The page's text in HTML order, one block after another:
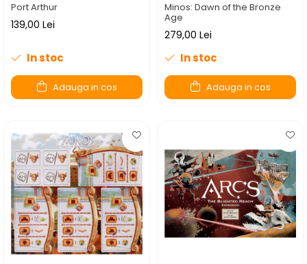
Port Arthur
139,00 Lei
In stoc
Adauga in cos
Minos: Dawn of the Bronze
Age
279,00 Lei
In stoc
Adauga in cos